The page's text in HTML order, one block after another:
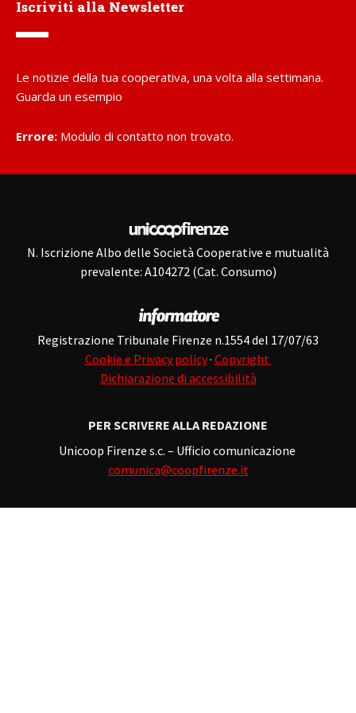
Iscriviti alla Newsletter
Le notizie della tua cooperativa, una volta alla settimana.
Guarda un esempio
Errore: Modulo di contatto non trovato.
N. Iscrizione Albo delle Società Cooperative e mutualità
prevalente: A104272 (Cat. Consumo)
Registrazione Tribunale Firenze n.1554 del 17/07/63
Cookie e Privacy policy· Copyright
Dichiarazione di accessibilità
PER SCRIVERE ALLA REDAZIONE
Unicoop Firenze s.c. – Ufficio comunicazione
comunica@coopfirenze.it